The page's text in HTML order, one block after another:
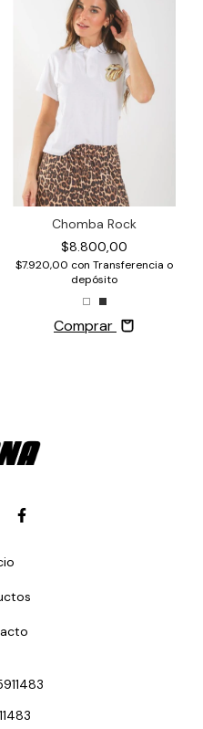
Chomba Rock
$8.800,00
$7.920,00 con Transferencia o
depósito
Comprar